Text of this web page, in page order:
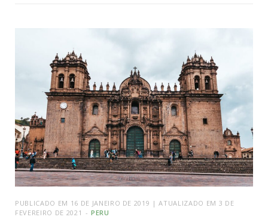
PUBLICADO EM 16 DE JANEIRO DE 2019 | ATUALIZADO EM 3 DE
FEVEREIRO DE 2021
PERU